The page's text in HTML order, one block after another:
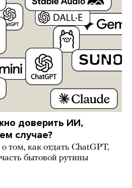
доверить ИИ,
случае?
том, как отдать ChatGPT,
бытовой рутины